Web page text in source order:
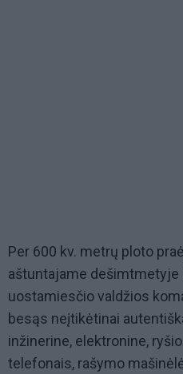
Per 600 kv. metrų ploto
aštuntajame dešimtmetyje
uostamiesčio valdžios
besąs neįtikėtinai
inžinerine, elektronine,
telefonais, rašymo